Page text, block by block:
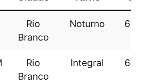
Rio
Branco
Noturno
Rio
Branco
Integral